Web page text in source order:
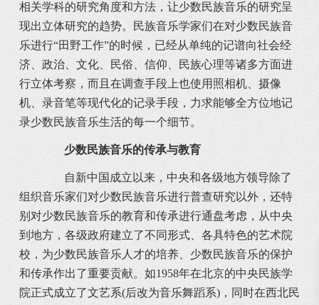
相关学科的研究角度和方法，让少数民族音乐的研究呈
现出立体研究的趋势。民族音乐学家们在对少数民族音
乐进行“田野工作”的时候，已经从单纯的记谱向社会经
济、政治、文化、民俗、信仰、民族心理等诸多方面进
行立体考察，而且在调查手段上也使用照相机、摄像
机、录音笔等现代化的记录手段，力求能够全方位地记
录少数民族音乐生活的每一个细节。
少数民族音乐的传承与教育
自新中国成立以来，中央和各级地方领导除了
组织音乐家们对少数民族音乐进行普查研究以外，还特
别对少数民族音乐的教育和传承进行通盘考虑，从中央
到地方，各级政府建立了不同形式、各具特色的艺术院
校，为少数民族音乐人才的培养、少数民族音乐的保护
和传承作出了重要贡献。如1958年在北京的中央民族学
院正式成立了文艺系(后改为音乐舞蹈系)，同时在西北民